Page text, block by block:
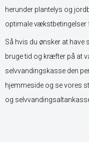
herunder plantelys og
optimale vækstbetingelser
Så hvis du ønsker at have
bruge tid og kræfter på at
selvvandingskasse den
hjemmeside og se vores
og